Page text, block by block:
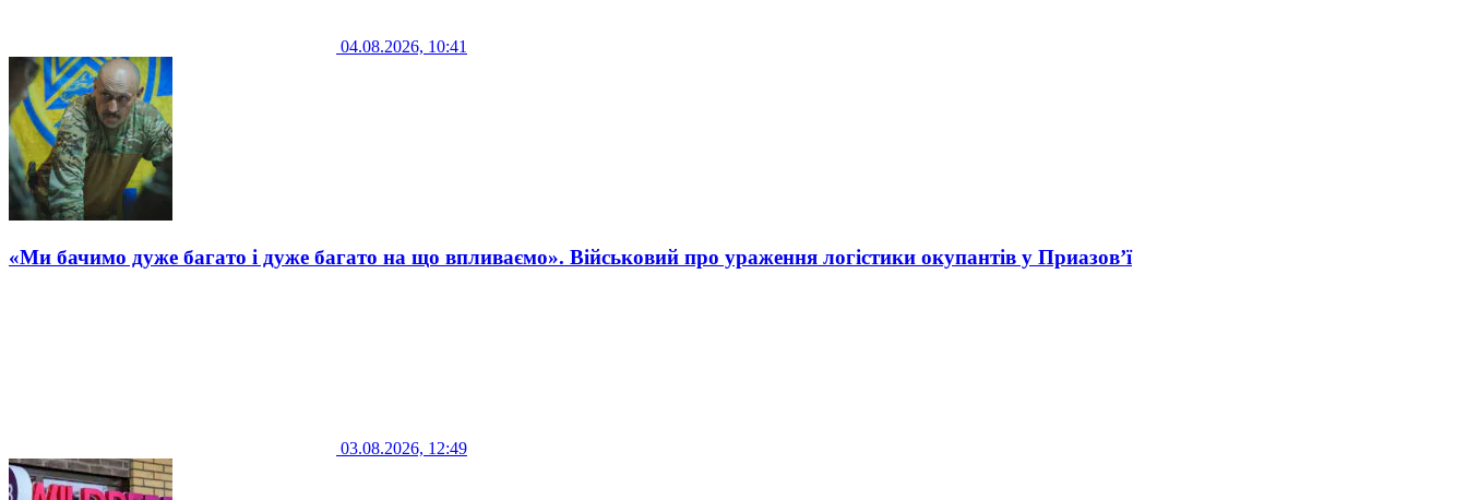
04.08.2026, 10:41
«Ми бачимо дуже багато і дуже багато на що впливаємо». Військовий про ураження логістики окупантів у Приазов’ї
03.08.2026, 12:49